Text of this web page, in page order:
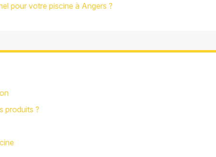
pour votre piscine à Angers ?
produits ?